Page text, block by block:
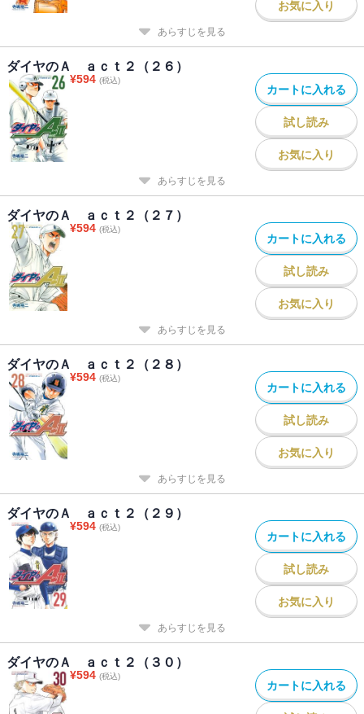
お気に入り
あらすじを見る
ダイヤのＡ ａｃｔ２（２６）
¥594 (税込)
カートに入れる
試し読み
お気に入り
あらすじを見る
ダイヤのＡ ａｃｔ２（２７）
¥594 (税込)
カートに入れる
試し読み
お気に入り
あらすじを見る
ダイヤのＡ ａｃｔ２（２８）
¥594 (税込)
カートに入れる
試し読み
お気に入り
あらすじを見る
ダイヤのＡ ａｃｔ２（２９）
¥594 (税込)
カートに入れる
試し読み
お気に入り
あらすじを見る
ダイヤのＡ ａｃｔ２（３０）
¥594 (税込)
カートに入れる